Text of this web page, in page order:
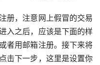
册，注意网上假冒的交易
入之后，应该是下面的样
者用邮箱注册。接下来将
击下一步，这里是设置你